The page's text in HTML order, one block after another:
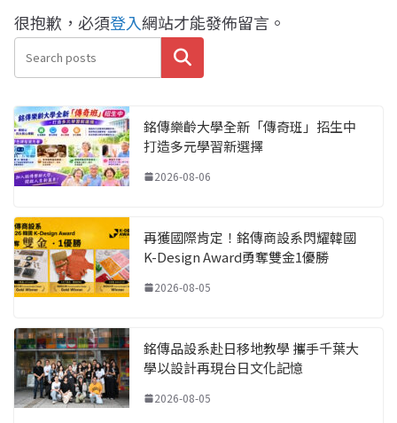
很抱歉，必須登入網站才能發佈留言。
搜尋
銘傳樂齡大學全新「傳奇班」招生中
打造多元學習新選擇
2026-08-06
再獲國際肯定！銘傳商設系閃耀韓國
K-Design Award勇奪雙金1優勝
2026-08-05
銘傳品設系赴日移地教學 攜手千葉大
學以設計再現台日文化記憶
2026-08-05